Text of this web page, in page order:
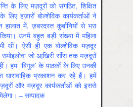
के लिए मज़दूरों को संगठित, शिक्षित
लिए हज़ारों बोल्शेविक कार्यकर्ताओं ने
में, ज़बरदस्त कुर्बानियों से भरा
उनमें बहुत बड़ी संख्या में महिला
भी थीं। ऐसी ही एक बोल्शेविक मज़दूर
समोइलोवा जो आखि़री साँस तक मज़दूरों
हम ‘बिगुल’ के पाठकों के लिए उनकी
धारावाहिक प्रकाशन कर रहे हैं। हमें
और मज़दूर कार्यकर्ताओं को इससे
– सम्पादक